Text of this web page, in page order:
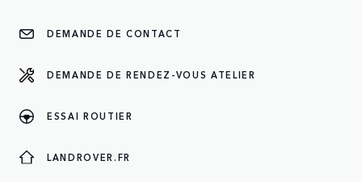
DEMANDE DE CONTACT
DEMANDE DE RENDEZ-VOUS ATELIER
ESSAI ROUTIER
LANDROVER.FR